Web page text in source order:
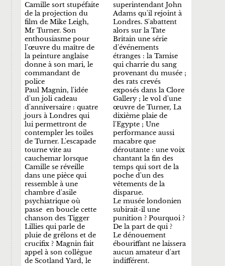
Camille sort stupéfaite
de la projection du
film de Mike Leigh,
Mr Turner. Son
enthousiasme pour
l'œuvre du maître de
la peinture anglaise
donne à son mari, le
commandant de
police
Paul Magnin, l'idée
d'un joli cadeau
d'anniversaire : quatre
jours à Londres qui
lui permettront de
contempler les toiles
de Turner. L'escapade
tourne vite au
cauchemar lorsque
Camille se réveille
dans une pièce qui
ressemble à une
chambre d'asile
psychiatrique où
passe en boucle cette
chanson des Tigger
Lillies qui parle de
pluie de grêlons et de
crucifix ? Magnin fait
appel à son collègue
de Scotland Yard, le
superintendant John
Adams qu'il rejoint à
Londres. S'abattent
alors sur la Tate
Britain une série
d'événements
étranges : la Tamise
qui charrie du sang
provenant du musée ;
des rats crevés
exposés dans la Clore
Gallery ; le vol d'une
œuvre de Turner, La
dixième plaie de
l'Egypte ; Une
performance aussi
macabre que
déroutante : une voix
chantant la fin des
temps qui sort de la
poche d'un des
vêtements de la
disparue.
Le musée londonien
subirait-il une
punition ? Pourquoi ?
De la part de qui ?
Le dénouement
ébouriffant ne laissera
aucun amateur d'art
indifférent.